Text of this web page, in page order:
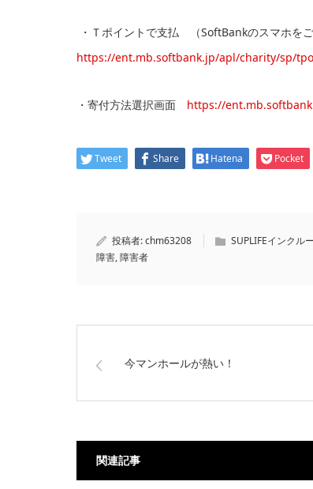
・Ｔポイントで支払 （SoftBankのスマホを
https://ent.mb.softbank.jp/apl/charity/sp/
・寄付方法選択画面 https://
Tweet Share Hatena Pocket
投稿者:chm63208 SUPLIFEインクル
障害,障害者
今マンホールが熱い！
関連記事